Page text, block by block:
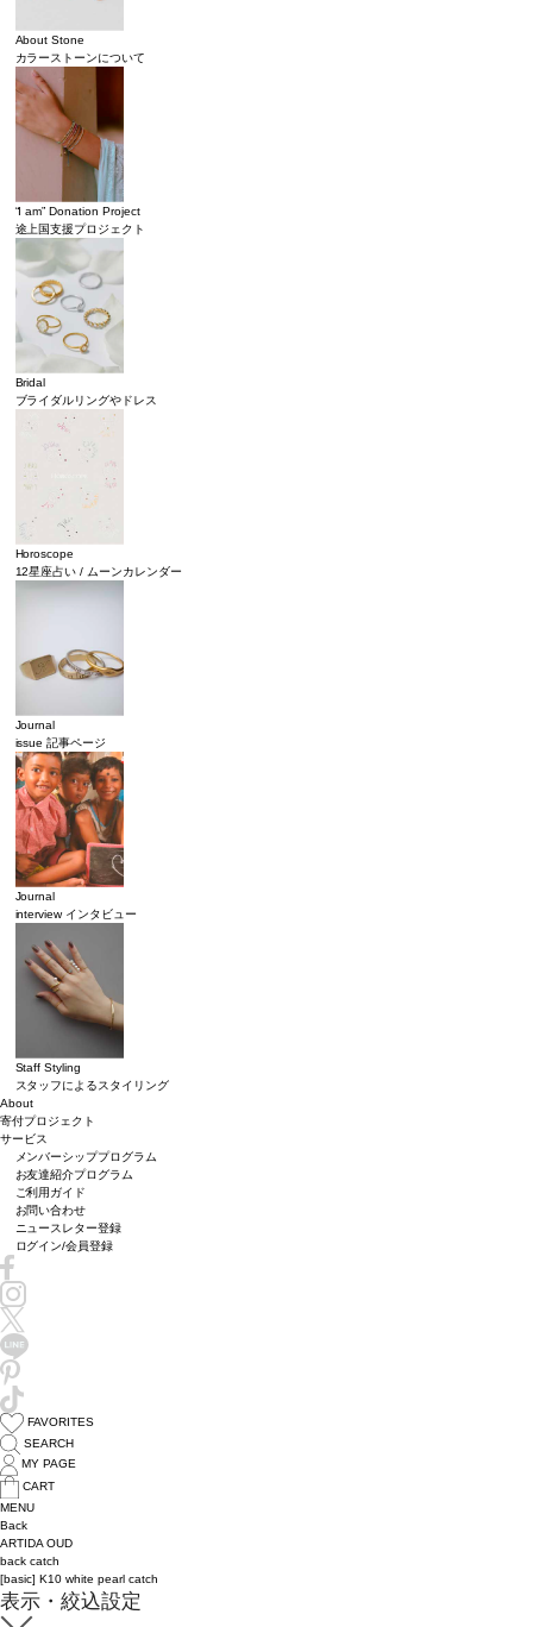
About Stone
カラーストーンについて
“I am” Donation Project
途上国支援プロジェクト
Bridal
ブライダルリングやドレス
Horoscope
12星座占い / ムーンカレンダー
Journal
issue 記事ページ
Journal
interview インタビュー
Staff Styling
スタッフによるスタイリング
About
寄付プロジェクト
サービス
メンバーシッププログラム
お友達紹介プログラム
ご利用ガイド
お問い合わせ
ニュースレター登録
ログイン/会員登録
FAVORITES
SEARCH
MY PAGE
CART
MENU
Back
ARTIDA OUD
back catch
[basic] K10 white pearl catch
表示・絞込設定